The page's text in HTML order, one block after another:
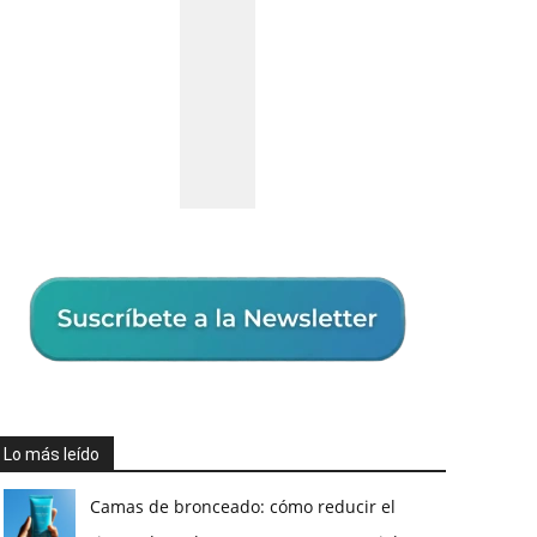
Lo más leído
Camas de bronceado: cómo reducir el